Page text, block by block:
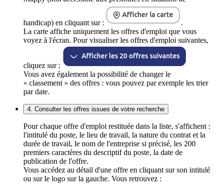
handicap) en cliquant sur :
.
La carte affiche uniquement les offres d'emploi que vous
voyez à l'écran. Pour visualiser les offres d'emploi suivantes,
cliquez sur :
Vous avez également la possibilité de changer le
« classement » des offres : vous pouvez par exemple les trier
par date.
4. Consulter les offres issues de votre recherche
Pour chaque offre d'emploi restituée dans la liste, s'affichent :
l'intitulé du poste, le lieu de travail, la nature du contrat et la
durée de travail, le nom de l'entreprise si précisé, les 200
premiers caractères du descriptif du poste, la date de
publication de l'offre.
Vous accédez au détail d'une offre en cliquant sur son intitulé
ou sur le logo sur la gauche. Vous retrouvez :